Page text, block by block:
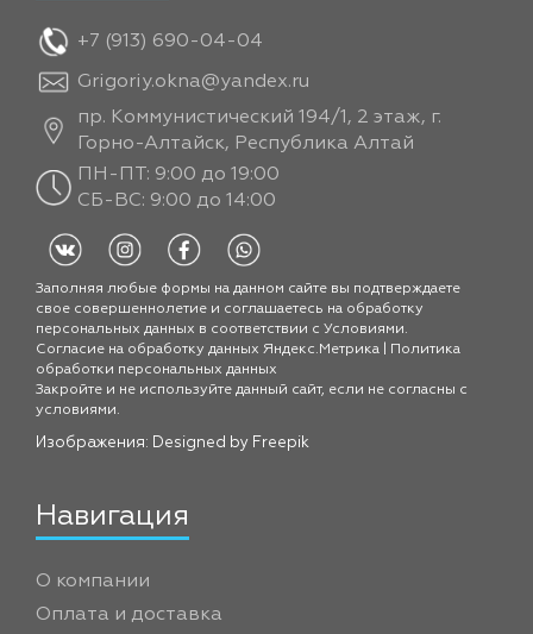
+7 (913) 690-04-04
Grigoriy.okna@yandex.ru
пр. Коммунистический 194/1, 2 этаж, г.
Горно-Алтайск, Республика Алтай
ПН-ПТ: 9:00 до 19:00
СБ-ВС: 9:00 до 14:00
Заполняя любые формы на данном сайте вы подтверждаете
свое совершеннолетие и соглашаетесь на обработку
персональных данных в соответствии с Условиями.
Согласие на обработку данных Яндекс.Метрика
Политика
обработки персональных данных
Закройте и не используйте данный сайт, если не согласны с
условиями.
Изображения: Designed by Freepik
Навигация
О компании
Оплата и доставка